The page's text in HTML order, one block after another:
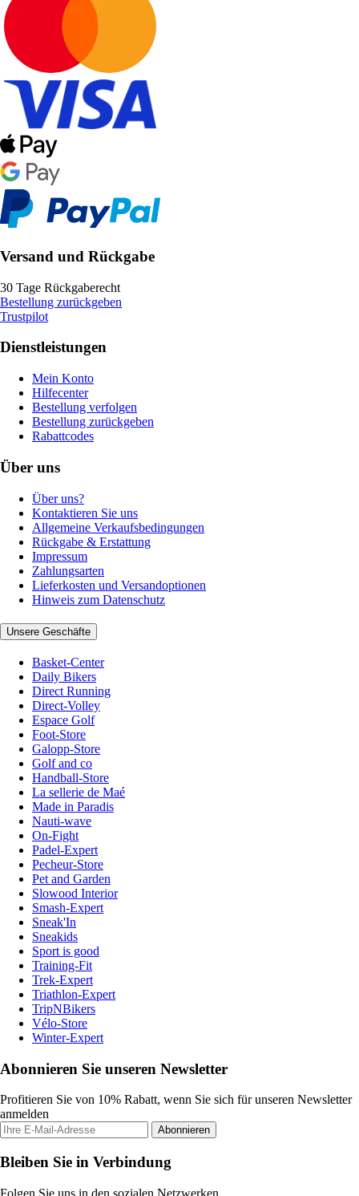
Versand und Rückgabe
30 Tage Rückgaberecht
Bestellung zurückgeben
Trustpilot
Dienstleistungen
Mein Konto
Hilfecenter
Bestellung verfolgen
Bestellung zurückgeben
Rabattcodes
Über uns
Über uns?
Kontaktieren Sie uns
Allgemeine Verkaufsbedingungen
Rückgabe & Erstattung
Impressum
Zahlungsarten
Lieferkosten und Versandoptionen
Hinweis zum Datenschutz
Unsere Geschäfte
Basket-Center
Daily Bikers
Direct Running
Direct-Volley
Espace Golf
Foot-Store
Galopp-Store
Golf and co
Handball-Store
La sellerie de Maé
Made in Paradis
Nauti-wave
On-Fight
Padel-Expert
Pecheur-Store
Pet and Garden
Slowood Interior
Smash-Expert
Sneak'In
Sneakids
Sport is good
Training-Fit
Trek-Expert
Triathlon-Expert
TripNBikers
Vélo-Store
Winter-Expert
Abonnieren Sie unseren Newsletter
Profitieren Sie von 10% Rabatt, wenn Sie sich für unseren Newsletter
anmelden
Abonnieren
Bleiben Sie in Verbindung
Folgen Sie uns in den sozialen Netzwerken